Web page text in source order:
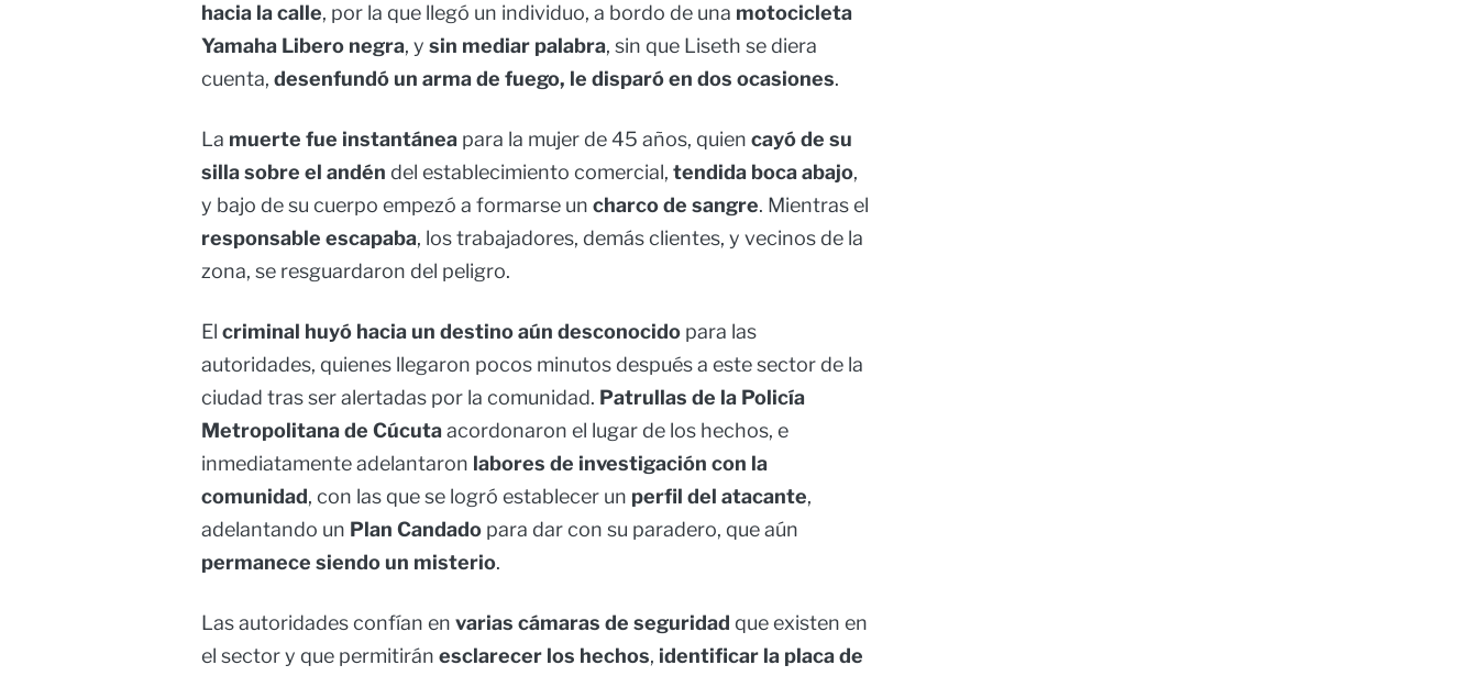
hacia la calle, por la que llegó un individuo, a bordo de una motocicleta
Yamaha Libero negra, y sin mediar palabra, sin que Liseth se diera
cuenta, desenfundó un arma de fuego, le disparó en dos ocasiones.
La muerte fue instantánea para la mujer de 45 años, quien cayó de su
silla sobre el andén del establecimiento comercial, tendida boca abajo,
y bajo de su cuerpo empezó a formarse un charco de sangre. Mientras el
responsable escapaba, los trabajadores, demás clientes, y vecinos de la
zona, se resguardaron del peligro.
El criminal huyó hacia un destino aún desconocido para las
autoridades, quienes llegaron pocos minutos después a este sector de la
ciudad tras ser alertadas por la comunidad. Patrullas de la Policía
Metropolitana de Cúcutaacordonaron el lugar de los hechos, e
inmediatamente adelantaron labores de investigación con la
comunidad, con las que se logró establecer un perfil del atacante,
adelantando un Plan Candado para dar con su paradero, que aún
permanece siendo un misterio.
Las autoridades confían en varias cámaras de seguridad que existen en
el sector y que permitirán esclarecer los hechos, identificar la placa de